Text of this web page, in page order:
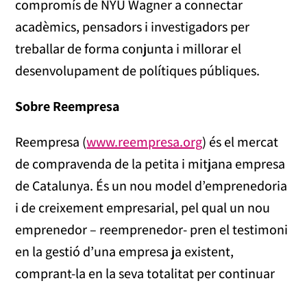
compromís de NYU Wagner a connectar
acadèmics, pensadors i investigadors per
treballar de forma conjunta i millorar el
desenvolupament de polítiques públiques.
Sobre Reempresa
Reempresa (www.reempresa.org) és el mercat
de compravenda de la petita i mitjana empresa
de Catalunya. És un nou model d’emprenedoria
i de creixement empresarial, pel qual un nou
emprenedor – reemprenedor- pren el testimoni
en la gestió d’una empresa ja existent,
comprant-la en la seva totalitat per continuar